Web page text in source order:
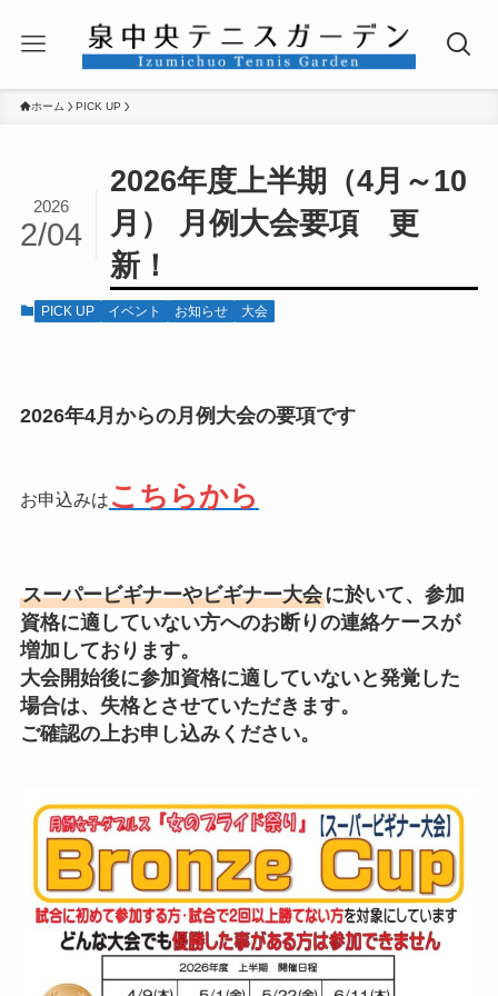
ホーム PICK UP
2026年度上半期（4月～10
月） 月例大会要項 更
新！
2026
2/04
PICK UP イベント お知らせ 大会
2026年4月からの月例大会の要項です
お申込みは こちらから
スーパービギナーやビギナー大会に於いて、参加
資格に適していない方へのお断りの連絡ケースが
増加しております。
大会開始後に参加資格に適していないと発覚した
場合は、失格とさせていただきます。
ご確認の上お申し込みください。